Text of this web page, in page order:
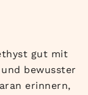
gut mit
bewusster
erinnern,